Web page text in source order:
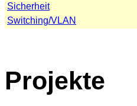
Sicherheit
Switching/VLAN
Projekte